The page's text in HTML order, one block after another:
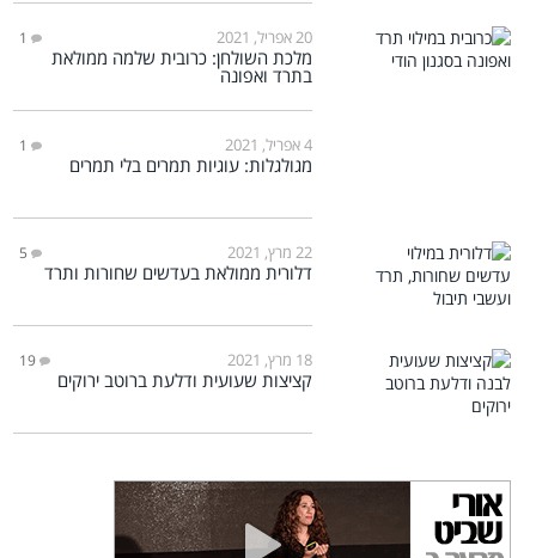
20 אפריל, 2021 1
מלכת השולחן: כרובית שלמה ממולאת
בתרד ואפונה
4 אפריל, 2021 1
מגולגלות: עוגיות תמרים בלי תמרים
22 מרץ, 2021 5
דלורית ממולאת בעדשים שחורות ותרד
18 מרץ, 2021 19
קציצות שעועית ודלעת ברוטב ירוקים